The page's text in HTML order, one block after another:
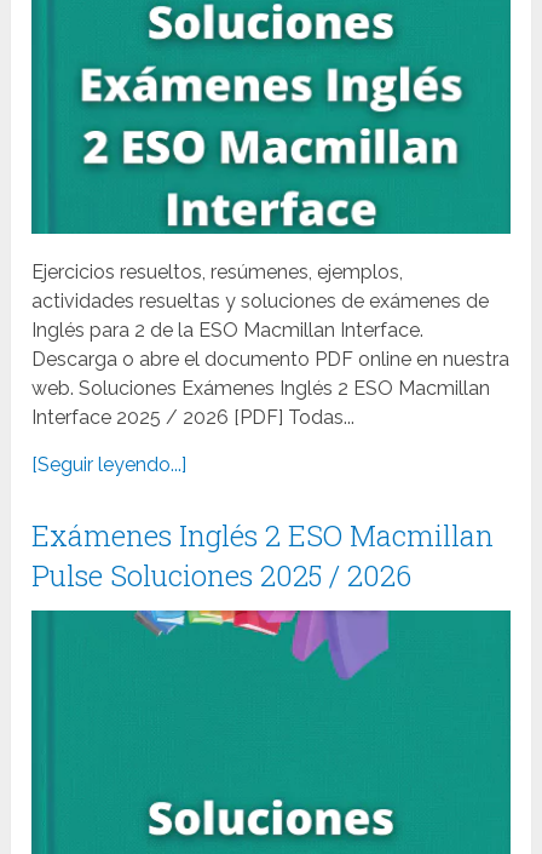
Ejercicios resueltos, resúmenes, ejemplos,
actividades resueltas y soluciones de exámenes de
Inglés para 2 de la ESO Macmillan Interface.
Descarga o abre el documento PDF online en nuestra
web. Soluciones Exámenes Inglés 2 ESO Macmillan
Interface 2025 / 2026 [PDF] Todas...
[Seguir leyendo...]
Exámenes Inglés 2 ESO Macmillan
Pulse Soluciones 2025 / 2026